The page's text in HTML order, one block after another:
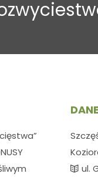
ul.